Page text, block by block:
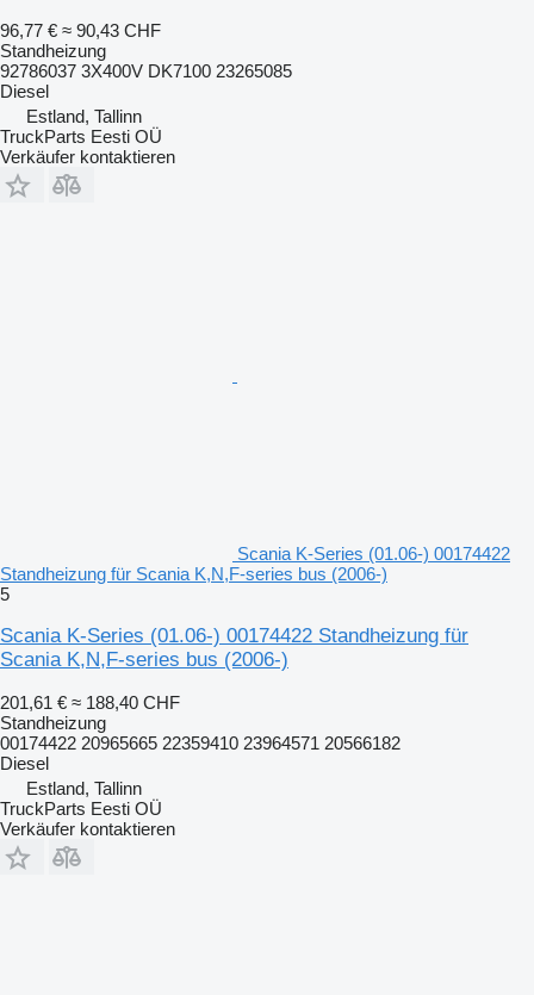
96,77 € ≈ 90,43 CHF
Standheizung
92786037 3X400V DK7100 23265085
Diesel
Estland, Tallinn
TruckParts Eesti OÜ
Verkäufer kontaktieren
Scania K-Series (01.06-) 00174422
Standheizung für Scania K,N,F-series bus (2006-)
5
Scania K-Series (01.06-) 00174422 Standheizung für
Scania K,N,F-series bus (2006-)
201,61 € ≈ 188,40 CHF
Standheizung
00174422 20965665 22359410 23964571 20566182
Diesel
Estland, Tallinn
TruckParts Eesti OÜ
Verkäufer kontaktieren